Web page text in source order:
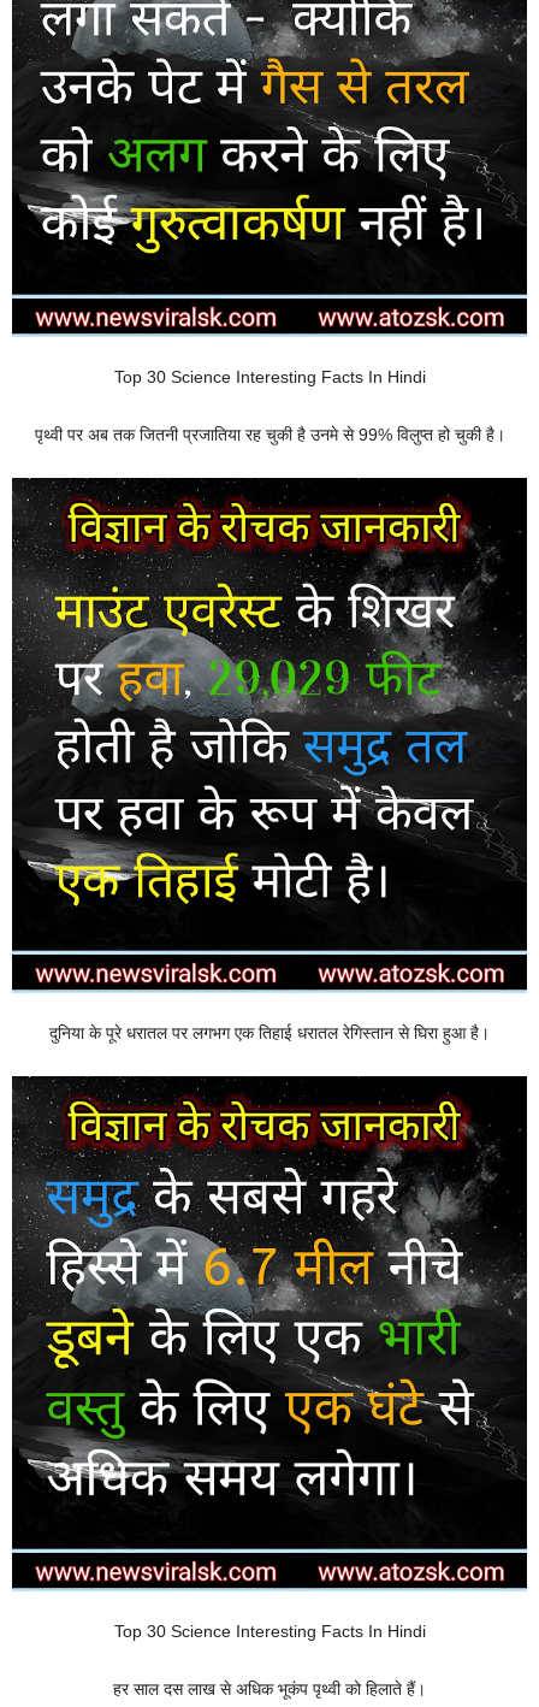
Top 30 Science Interesting Facts In Hindi
पृथ्वी पर अब तक जितनी प्रजातिया रह चुकी है उनमे से 99% विलुप्त हो चुकी है।
दुनिया के पूरे धरातल पर लगभग एक तिहाई धरातल रेगिस्तान से घिरा हुआ है।
Top 30 Science Interesting Facts In Hindi
हर साल दस लाख से अधिक भूकंप पृथ्वी को हिलाते हैं।